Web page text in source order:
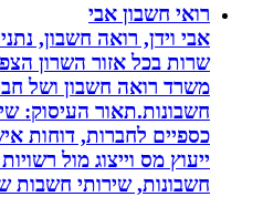
רואי חשבון אבי
אבי וידן, רואה חשבון, נתניה,
שרות בכל אזור השרון הצפוני
משרד רואה חשבון ושל חברה
חשבונות.תאור העיסוק: שירותי
כספיים לחברות, דוחות אישיים
ייעוץ מס וייצוג מול רשויות
חשבונות, שירותי חשבות שכר.